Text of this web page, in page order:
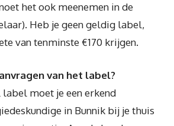
het ook meenemen in de
Heb je geen geldig label,
van tenminste €170 krijgen.
van het label?
moet je een erkend
in Bunnik bij je thuis